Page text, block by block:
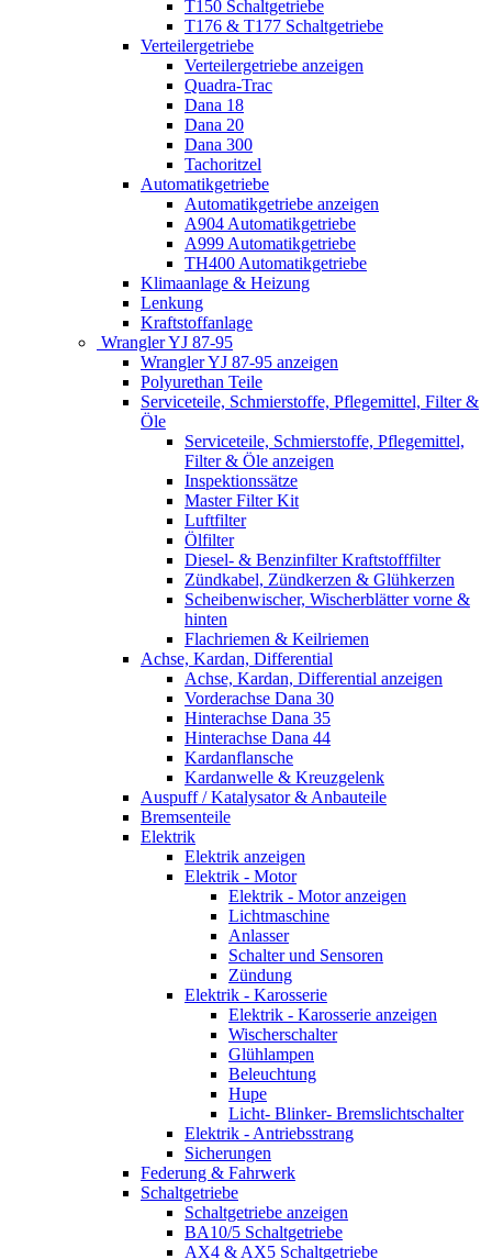
T150 Schaltgetriebe
T176 & T177 Schaltgetriebe
Verteilergetriebe
Verteilergetriebe anzeigen
Quadra-Trac
Dana 18
Dana 20
Dana 300
Tachoritzel
Automatikgetriebe
Automatikgetriebe anzeigen
A904 Automatikgetriebe
A999 Automatikgetriebe
TH400 Automatikgetriebe
Klimaanlage & Heizung
Lenkung
Kraftstoffanlage
Wrangler YJ 87-95
Wrangler YJ 87-95 anzeigen
Polyurethan Teile
Serviceteile, Schmierstoffe, Pflegemittel, Filter &
Öle
Serviceteile, Schmierstoffe, Pflegemittel,
Filter & Öle anzeigen
Inspektionssätze
Master Filter Kit
Luftfilter
Ölfilter
Diesel- & Benzinfilter Kraftstofffilter
Zündkabel, Zündkerzen & Glühkerzen
Scheibenwischer, Wischerblätter vorne &
hinten
Flachriemen & Keilriemen
Achse, Kardan, Differential
Achse, Kardan, Differential anzeigen
Vorderachse Dana 30
Hinterachse Dana 35
Hinterachse Dana 44
Kardanflansche
Kardanwelle & Kreuzgelenk
Auspuff / Katalysator & Anbauteile
Bremsenteile
Elektrik
Elektrik anzeigen
Elektrik - Motor
Elektrik - Motor anzeigen
Lichtmaschine
Anlasser
Schalter und Sensoren
Zündung
Elektrik - Karosserie
Elektrik - Karosserie anzeigen
Wischerschalter
Glühlampen
Beleuchtung
Hupe
Licht- Blinker- Bremslichtschalter
Elektrik - Antriebsstrang
Sicherungen
Federung & Fahrwerk
Schaltgetriebe
Schaltgetriebe anzeigen
BA10/5 Schaltgetriebe
AX4 & AX5 Schaltgetriebe